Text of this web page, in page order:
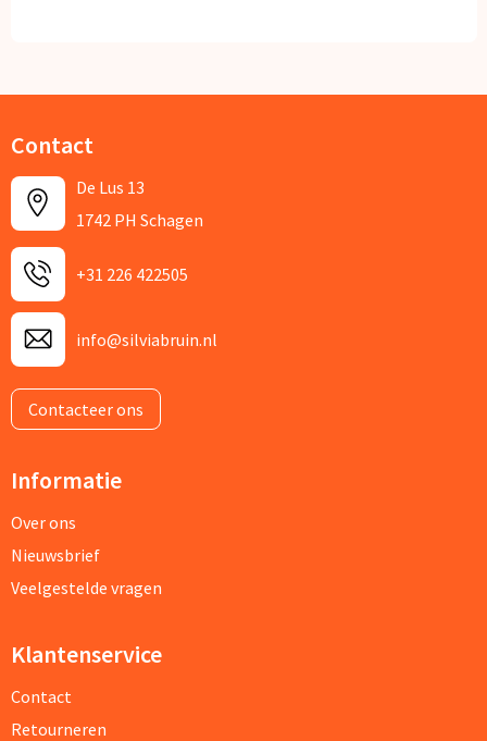
Contact
De Lus 13
1742 PH Schagen
+31 226 422505
info@silviabruin.nl
Contacteer ons
Informatie
Over ons
Nieuwsbrief
Veelgestelde vragen
Klantenservice
Contact
Retourneren